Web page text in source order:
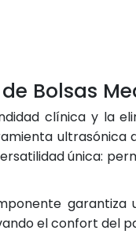
Bolsas
clínica y la
ultrasónica
única:
garantiza
el confort del